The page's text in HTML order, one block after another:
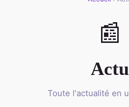
📰
Actu
Toute l'actualité en